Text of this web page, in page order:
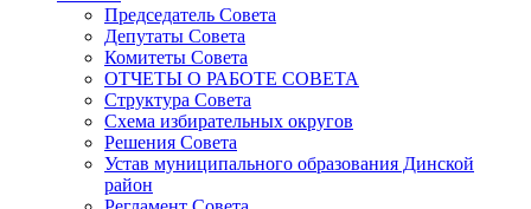
Председатель Совета
Депутаты Совета
Комитеты Совета
ОТЧЕТЫ О РАБОТЕ СОВЕТА
Структура Совета
Схема избирательных округов
Решения Совета
Устав муниципального образования Динской
район